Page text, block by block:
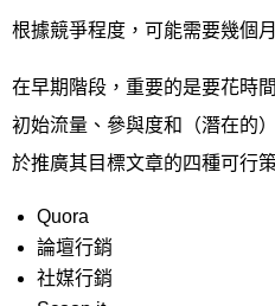
根據競爭程度，可能需要幾個
在早期階段，重要的是要花時
初始流量、參與度和（潛在的
於推廣其目標文章的四種可行策
Quora
論壇行銷
社媒行銷